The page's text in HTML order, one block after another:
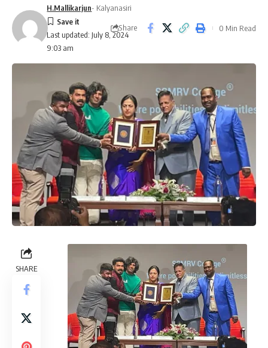
Last updated: July 8, 2024
9:03 am
H.Mallikarjun- Kalyanasiri
Share 0 Min Read
SHARE